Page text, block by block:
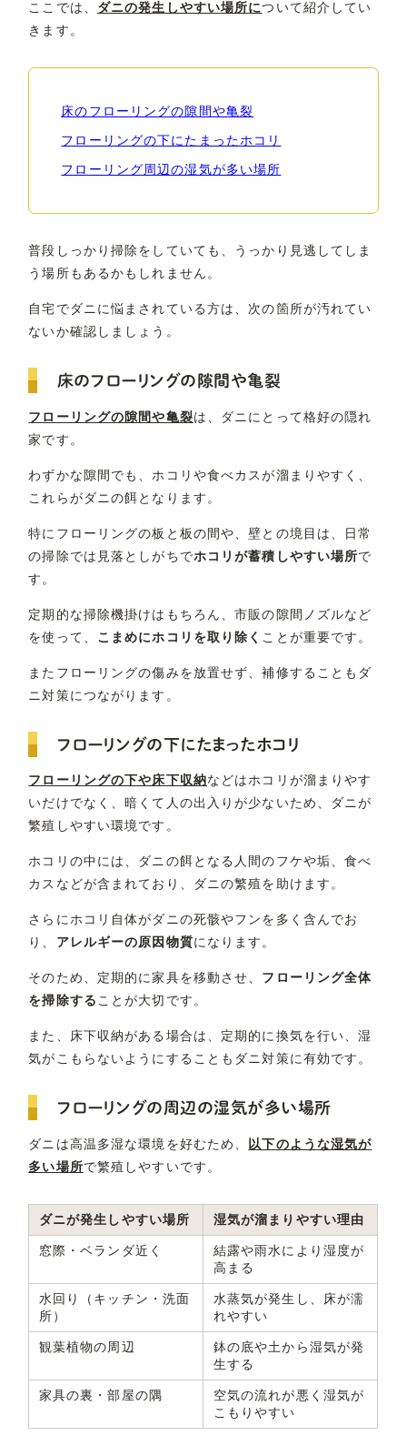
ここでは、 ダニの発生しやすい場所について紹介してい
きます。
床のフローリングの隙間や亀裂
フローリングの下にたまったホコリ
フローリング周辺の湿気が多い場所
普段しっかり掃除をしていても、うっかり見逃してしま
う場所もあるかもしれません。
自宅でダニに悩まされている方は、次の箇所が汚れてい
ないか確認しましょう。
床のフローリングの隙間や亀裂
フローリングの隙間や亀裂は、ダニにとって格好の隠れ
家です。
わずかな隙間でも、ホコリや食べカスが溜まりやすく、
これらがダニの餌となります。
特にフローリングの板と板の間や、壁との境目は、日常
の掃除では見落としがちでホコリが蓄積しやすい場所で
す。
定期的な掃除機掛けはもちろん、市販の隙間ノズルなど
を使って、 こまめにホコリを取り除く ことが重要です。
またフローリングの傷みを放置せず、補修することもダ
ニ対策につながります。
フローリングの下にたまったホコリ
フローリングの下や床下収納などはホコリが溜まりやす
いだけでなく、暗くて人の出入りが少ないため、ダニが
繁殖しやすい環境です。
ホコリの中には、ダニの餌となる人間のフケや垢、食べ
カスなどが含まれており、ダニの繁殖を助けます。
さらにホコリ自体がダニの死骸やフンを多く含んでお
り、 アレルギーの原因物質になります。
そのため、定期的に家具を移動させ、 フローリング全体
を掃除することが大切です。
また、床下収納がある場合は、定期的に換気を行い、湿
気がこもらないようにすることもダニ対策に有効です。
フローリングの周辺の湿気が多い場所
ダニは高温多湿な環境を好むため、
以下のような湿気が
多い場所で繁殖しやすいです。
ダニが発生しやすい場所 湿気が溜まりやすい理由
窓際・ベランダ近く
結露や雨水により湿度が
高まる
水回り（キッチン・洗面
所）
水蒸気が発生し、床が濡
れやすい
観葉植物の周辺
鉢の底や土から湿気が発
生する
家具の裏・部屋の隅
空気の流れが悪く湿気が
こもりやすい